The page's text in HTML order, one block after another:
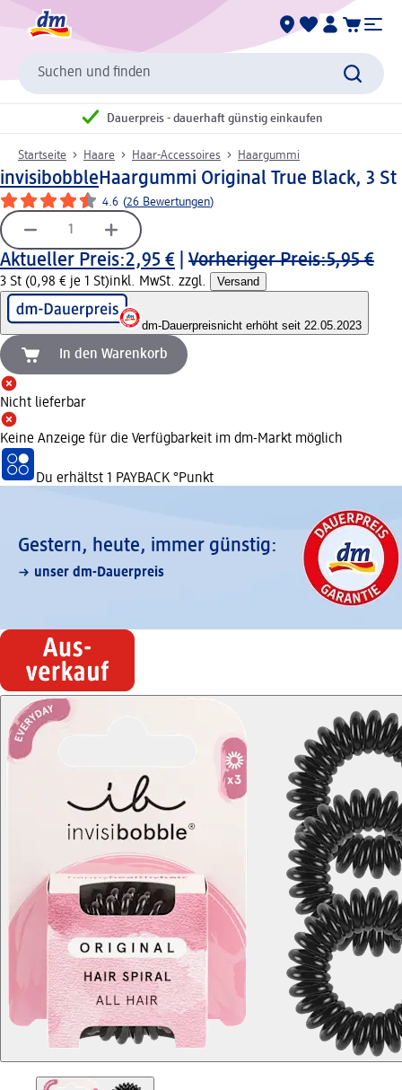
Suchen und finden
Dauerpreis - dauerhaft günstig einkaufen
Startseite Haare Haar-Accessoires Haargummi
invisibobbleHaargummi Original True Black, 3 St
4.6 (26 Bewertungen)
Aktueller Preis:2,95 € Vorheriger Preis:5,95 €
3 St (0,98 € je 1 St)inkl. MwSt. zzgl. Versand
dm-Dauerpreisnicht erhöht seit 22.05.2023
In den Warenkorb
Nicht lieferbar
Keine Anzeige für die Verfügbarkeit im dm-Markt möglich
Du erhältst 1 PAYBACK °Punkt
Gestern, heute, immer günstig:
unser dm-Dauerpreis